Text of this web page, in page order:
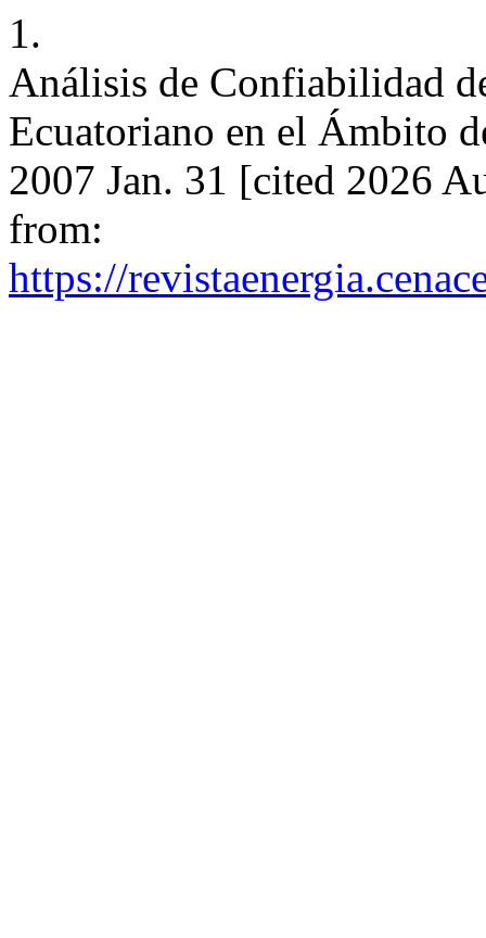
1.
Análisis de Confiabilidad
Ecuatoriano en el Ámbito
2007 Jan. 31 [cited 2026
from:
https://